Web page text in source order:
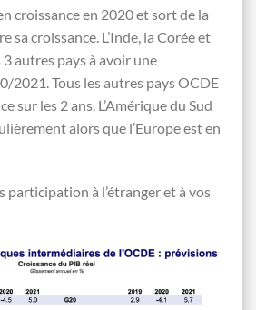
croissance en 2020 et sort de la
sa croissance. L’Inde, la Corée et
autres pays à avoir une
2021. Tous les autres pays OCDE
sur les 2 ans. L’Amérique du Sud
alors que l’Europe est en
participation à l’étranger et à vos